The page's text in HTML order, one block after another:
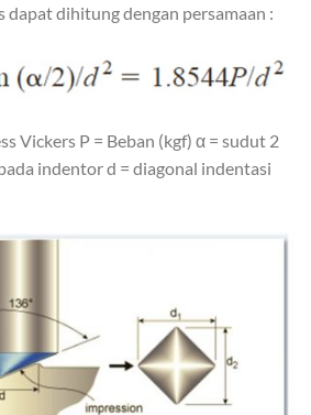
dapat dihitung dengan persamaan :
Vickers P = Beban (kgf) α = sudut 2
indentor d = diagonal indentasi